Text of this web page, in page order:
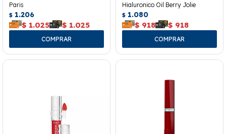
Paris
$ 1.206
$ 1.025 $ 1.025
Hialuronico Oil Berry Jolie
$ 1.080
$ 918 $ 918